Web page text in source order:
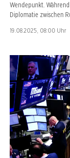
Wendepunkt.
Diplomatie zwischen
19.08.2025, 08:00 Uhr